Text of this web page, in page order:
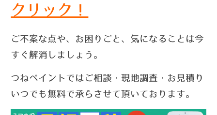
クリック！
ご不案な点や、お困りごと、気になることは今
すぐ解消しましょう。
つねペイントではご相談・現地調査・お見積り
いつでも無料で承らさせて頂いております。